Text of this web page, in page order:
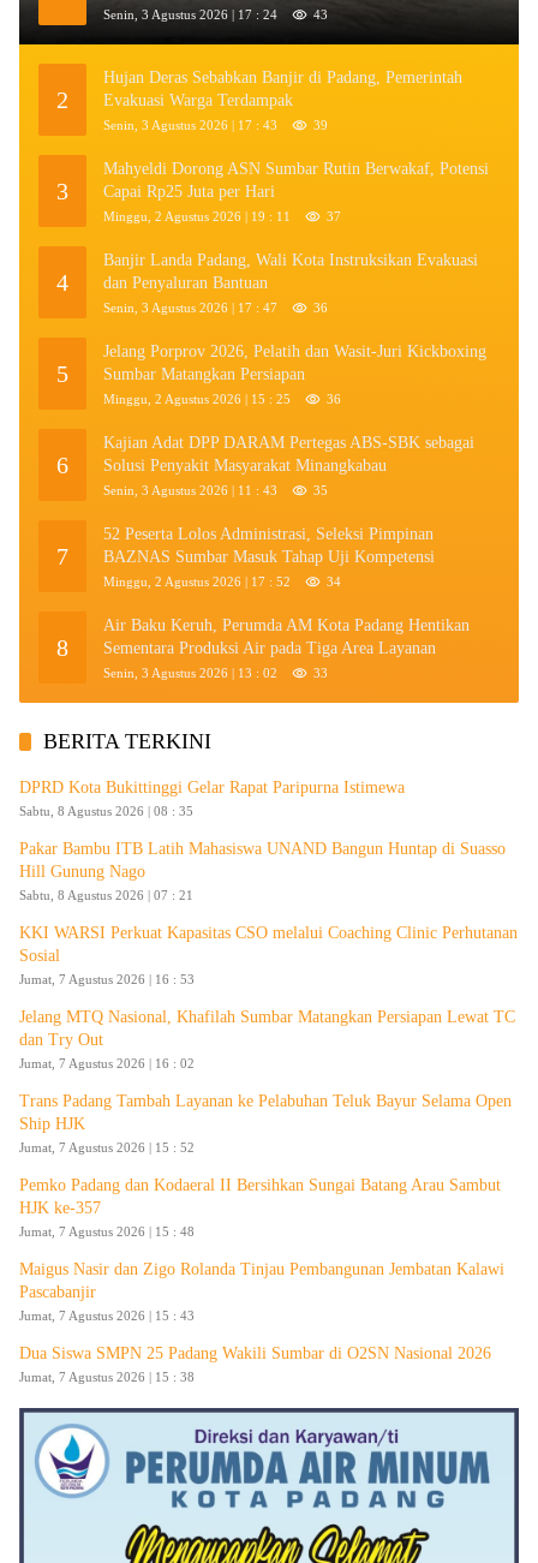
Senin, 3 Agustus 2026 | 17 : 24 43
2
Hujan Deras Sebabkan Banjir di Padang, Pemerintah
Evakuasi Warga Terdampak
Senin, 3 Agustus 2026 | 17 : 43 39
3
Mahyeldi Dorong ASN Sumbar Rutin Berwakaf, Potensi
Capai Rp25 Juta per Hari
Minggu, 2 Agustus 2026 | 19 : 11 37
4
Banjir Landa Padang, Wali Kota Instruksikan Evakuasi
dan Penyaluran Bantuan
Senin, 3 Agustus 2026 | 17 : 47 36
5
Jelang Porprov 2026, Pelatih dan Wasit-Juri Kickboxing
Sumbar Matangkan Persiapan
Minggu, 2 Agustus 2026 | 15 : 25 36
6
Kajian Adat DPP DARAM Pertegas ABS-SBK sebagai
Solusi Penyakit Masyarakat Minangkabau
Senin, 3 Agustus 2026 | 11 : 43 35
7
52 Peserta Lolos Administrasi, Seleksi Pimpinan
BAZNAS Sumbar Masuk Tahap Uji Kompetensi
Minggu, 2 Agustus 2026 | 17 : 52 34
8
Air Baku Keruh, Perumda AM Kota Padang Hentikan
Sementara Produksi Air pada Tiga Area Layanan
Senin, 3 Agustus 2026 | 13 : 02 33
BERITA TERKINI
DPRD Kota Bukittinggi Gelar Rapat Paripurna Istimewa
Sabtu, 8 Agustus 2026 | 08 : 35
Pakar Bambu ITB Latih Mahasiswa UNAND Bangun Huntap di Suasso
Hill Gunung Nago
Sabtu, 8 Agustus 2026 | 07 : 21
KKI WARSI Perkuat Kapasitas CSO melalui Coaching Clinic Perhutanan
Sosial
Jumat, 7 Agustus 2026 | 16 : 53
Jelang MTQ Nasional, Khafilah Sumbar Matangkan Persiapan Lewat TC
dan Try Out
Jumat, 7 Agustus 2026 | 16 : 02
Trans Padang Tambah Layanan ke Pelabuhan Teluk Bayur Selama Open
Ship HJK
Jumat, 7 Agustus 2026 | 15 : 52
Pemko Padang dan Kodaeral II Bersihkan Sungai Batang Arau Sambut
HJK ke-357
Jumat, 7 Agustus 2026 | 15 : 48
Maigus Nasir dan Zigo Rolanda Tinjau Pembangunan Jembatan Kalawi
Pascabanjir
Jumat, 7 Agustus 2026 | 15 : 43
Dua Siswa SMPN 25 Padang Wakili Sumbar di O2SN Nasional 2026
Jumat, 7 Agustus 2026 | 15 : 38